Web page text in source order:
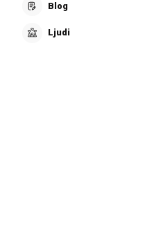
Blog
Ljudi